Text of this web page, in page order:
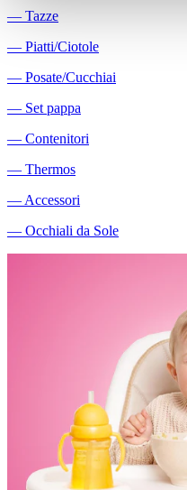
― Tazze
― Piatti/Ciotole
― Posate/Cucchiai
― Set pappa
― Contenitori
― Thermos
― Accessori
― Occhiali da Sole